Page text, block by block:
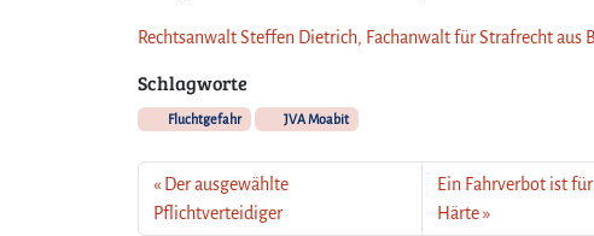
Rechtsanwalt Steffen Dietrich, Fachanwalt für Strafrecht aus
Schlagworte
Fluchtgefahr JVA Moabit
Der ausgewählte
Pflichtverteidiger
Ein Fahrverbot ist
Härte